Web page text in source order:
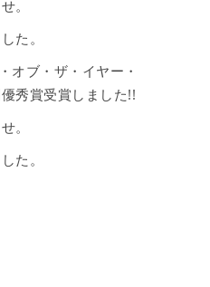
。
た。
オブ・ザ・イヤー・
秀賞受賞しました!!
。
た。